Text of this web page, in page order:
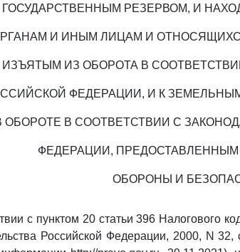
ГОСУДАРСТВЕННЫМ РЕЗЕРВОМ, И
И ИНЫМ ЛИЦАМ И
ИЗЪЯТЫМ ИЗ ОБОРОТА В
ФЕДЕРАЦИИ, И К
ОБОРОТЕ В СООТВЕТСТВИИ С
ФЕДЕРАЦИИ,
ОБОРОНЫ И
с пунктом 20 статьи 396 Налогового
Российской Федерации, 2000, N